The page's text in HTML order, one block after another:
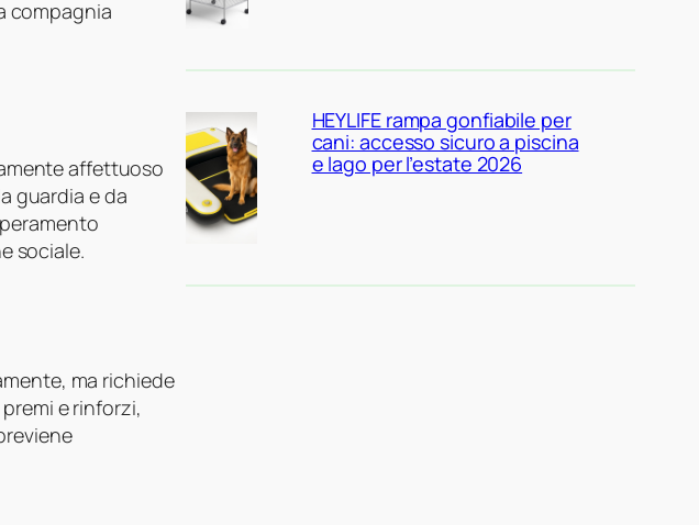
compagnia
affettuoso
guardia e da
sociale.
ma richiede
e rinforzi,
HEYLIFE rampa gonfiabile per
cani: accesso sicuro a piscina
e lago per l’estate 2026